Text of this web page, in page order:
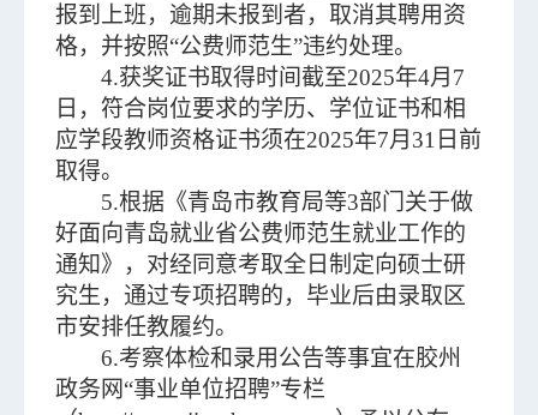
报到上班，逾期未报到者，取消其聘用资
格，并按照“公费师范生”违约处理。
4.获奖证书取得时间截至2025年4月7
日，符合岗位要求的学历、学位证书和相
应学段教师资格证书须在2025年7月31日前
取得。
5.根据《青岛市教育局等3部门关于做
好面向青岛就业省公费师范生就业工作的
通知》，对经同意考取全日制定向硕士研
究生，通过专项招聘的，毕业后由录取区
市安排任教履约。
6.考察体检和录用公告等事宜在胶州
政务网“事业单位招聘”专栏